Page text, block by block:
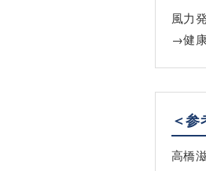
風力
→健
＜参
高橋